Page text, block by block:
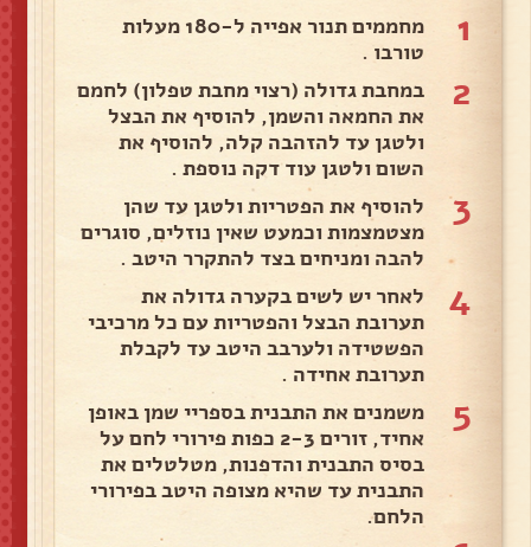
1
מחממים תנור אפייה ל-180 מעלות
טורבו .
2
במחבת גדולה (רצוי מחבת טפלון) לחמם
את החמאה והשמן, להוסיף את הבצל
ולטגן עד להזהבה קלה, להוסיף את
השום ולטגן עוד דקה נוספת .
3
להוסיף את הפטריות ולטגן עד שהן
מצטמצמות וכמעט שאין נוזלים, סוגרים
להבה ומניחים בצד להתקרר היטב .
4
לאחר יש לשים בקערה גדולה את
תערובת הבצל והפטריות עם כל מרכיבי
הפשטידה ולערבב היטב עד לקבלת
תערובת אחידה .
5
משמנים את התבנית בספריי שמן באופן
אחיד, זורים 2-3 כפות פירורי לחם על
בסיס התבנית והדפנות, מטלטלים את
התבנית עד שהיא מצופה היטב בפירורי
הלחם.